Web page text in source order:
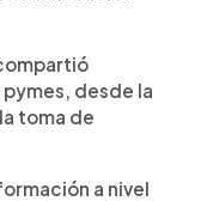
desde la
toma de
a nivel